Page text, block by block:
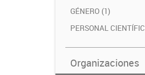
GÉNERO (1)
PERSONAL
Organizaciones